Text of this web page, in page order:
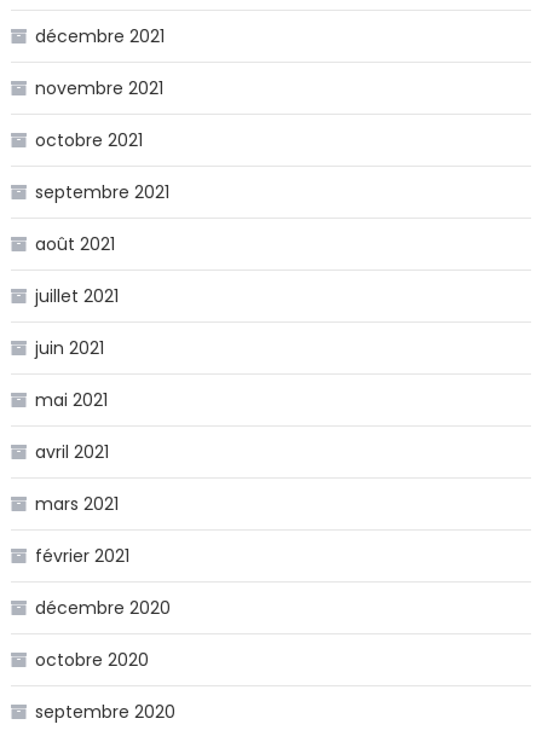
décembre 2021
novembre 2021
octobre 2021
septembre 2021
août 2021
juillet 2021
juin 2021
mai 2021
avril 2021
mars 2021
février 2021
décembre 2020
octobre 2020
septembre 2020